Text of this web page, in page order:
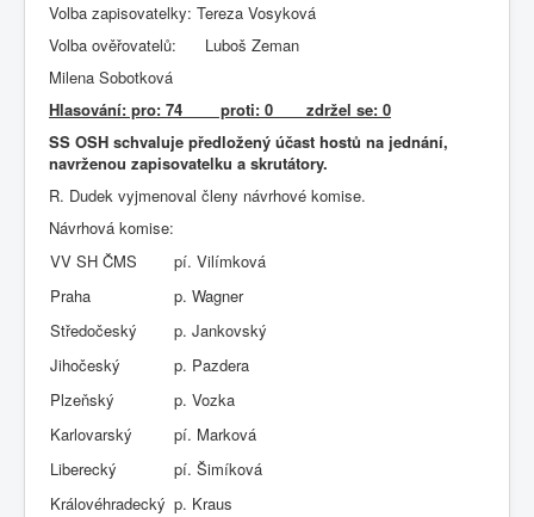
Volba zapisovatelky: Tereza Vosyková
Volba ověřovatelů: Luboš Zeman
Milena Sobotková
Hlasování: pro: 74 proti: 0 zdržel se: 0
SS OSH schvaluje předložený účast hostů na jednání,
navrženou zapisovatelku a skrutátory.
R. Dudek vyjmenoval členy návrhové komise.
Návrhová komise:
VV SH ČMS
pí. Vilímková
Praha
p. Wagner
Středočeský
p. Jankovský
Jihočeský
p. Pazdera
Plzeňský
p. Vozka
Karlovarský
pí. Marková
Liberecký
pí. Šimíková
Královéhradecký p. Kraus